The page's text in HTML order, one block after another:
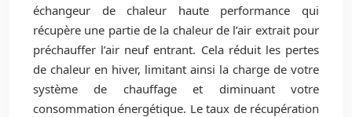
échangeur de chaleur haute performance qui
récupère une partie de la chaleur de l’air extrait pour
préchauffer l’air neuf entrant. Cela réduit les pertes
de chaleur en hiver, limitant ainsi la charge de votre
système de chauffage et diminuant votre
consommation énergétique. Le taux de récupération